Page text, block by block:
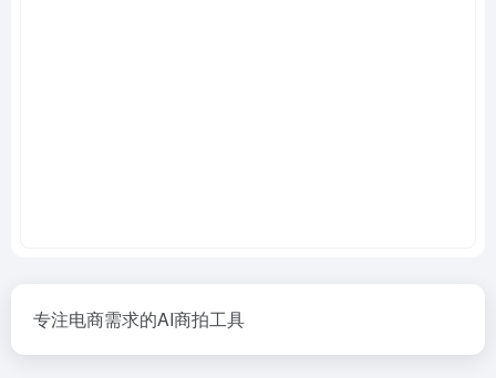
专注电商需求的AI商拍工具